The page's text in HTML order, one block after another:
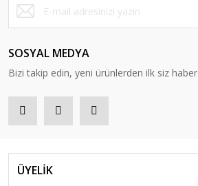
SOSYAL MEDYA
Bizi takip edin, yeni ürünlerden ilk siz
ÜYELİK